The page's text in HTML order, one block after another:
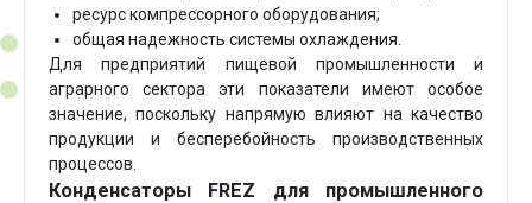
ресурс компрессорного оборудования;
общая надежность системы охлаждения.
Для предприятий пищевой промышленности и
аграрного сектора эти показатели имеют особое
значение, поскольку напрямую влияют на качество
продукции и бесперебойность производственных
процессов.
Конденсаторы FREZ для промышленного